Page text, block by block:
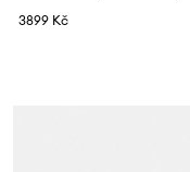
3899 Kč